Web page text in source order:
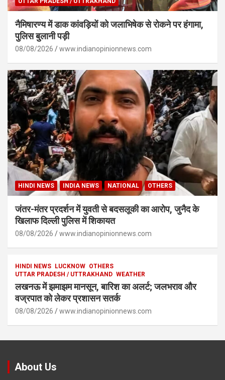
नैमिषारण्य में डाक कांवड़ियों को जलाभिषेक से रोकने पर हंगामा,
पुलिस बुलानी पड़ी
08/08/2026 www.indianopinionnews.com
HINDI NEWS INDIA NEWS NATIONAL OTHERS
जंतर-मंतर प्रदर्शन में युवती से बदसलूकी का आरोप, जुनैद के
खिलाफ दिल्ली पुलिस में शिकायत
08/08/2026 www.indianopinionnews.com
HINDI NEWS LUCKNOW OTHERS
UTTAR PRADESH / UTTRAKHAND WEATHER
लखनऊ में झमाझम मानसून, बारिश का अलर्ट; जलभराव और
वज्रपात को लेकर प्रशासन सतर्क
08/08/2026 www.indianopinionnews.com
About Us